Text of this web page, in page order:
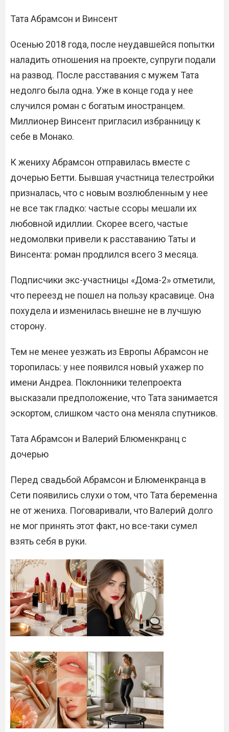
Тата Абрамсон​ и Винсент
Осенью 2018 года, после неудавшейся попытки
наладить отношения на проекте, супруги подали
на развод. После расставания с мужем Тата
недолго была одна. Уже в конце года у нее
случился роман с богатым иностранцем.
Миллионер Винсент пригласил избранницу к
себе в Монако.
К жениху Абрамсон отправилась вместе с
дочерью Бетти. Бывшая участница телестройки
призналась, что с новым возлюбленным у нее
не все так гладко: частые ссоры мешали их
любовной идиллии. Скорее всего, частые
недомолвки привели к расставанию Таты и
Винсента: роман продлился всего 3 месяца.
Подписчики экс-участницы «Дома-2» отметили,
что переезд не пошел на пользу красавице. Она
похудела и изменилась внешне не в лучшую
сторону.
Тем не менее уезжать из Европы Абрамсон не
торопилась: у нее появился новый ухажер по
имени Андреа. Поклонники телепроекта
высказали предположение, что Тата занимается
эскортом, слишком часто она меняла спутников.
Тата Абрамсон​ и Валерий Блюменкранц с
дочерью
Перед свадьбой Абрамсон и Блюменкранца в
Сети появились слухи о том, что Тата беременна
не от жениха. Поговаривали, что Валерий долго
не мог принять этот факт, но все-таки сумел
взять себя в руки.